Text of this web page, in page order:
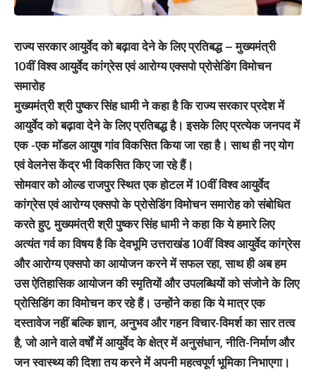
राज्य सरकार आयुर्वेद को बढ़ावा देने के लिए प्रतिबद्ध – मुख्यमंत्री
10वीं विश्व आयुर्वेद कांग्रेस एवं आरोग्य एक्सपो प्रोसेडिंग विमोचन
समारोह
मुख्यमंत्री श्री पुष्कर सिंह धामी ने कहा है कि राज्य सरकार प्रदेश में
आयुर्वेद को बढ़ावा देने के लिए प्रतिबद्ध है। इसके लिए प्रत्येक जनपद में
एक -एक मॉडल आयुष गांव विकसित किया जा रहा है। साथ ही नए योग
एवं वेलनेस केंद्र भी विकसित किए जा रहे हैं।
सोमवार को ओल्ड राजपुर स्थित एक होटल में 10वीं विश्व आयुर्वेद
कांग्रेस एवं आरोग्य एक्सपो के प्रोसेडिंग विमोचन समारोह को संबोधित
करते हुए, मुख्यमंत्री श्री पुष्कर सिंह धामी ने कहा कि ये हमारे लिए
अत्यंत गर्व का विषय है कि देवभूमि उत्तराखंड 10वीं विश्व आयुर्वेद कांग्रेस
और आरोग्य एक्सपो का आयोजन करने में सफल रहा, साथ ही अब हम
उस ऐतिहासिक आयोजन की स्मृतियों और उपलब्धियों को संजोने के लिए
प्रोसिडिंग का विमोचन कर रहे हैं। उन्होंने कहा कि ये मात्र एक
दस्तावेज नहीं बल्कि ज्ञान, अनुभव और गहन विचार-विमर्श का सार तत्व
है, जो आने वाले वर्षों में आयुर्वेद के क्षेत्र में अनुसंधान, नीति-निर्माण और
जन स्वास्थ्य की दिशा तय करने में अपनी महत्वपूर्ण भूमिका निभाएगा।